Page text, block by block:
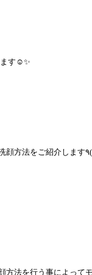
す☺️✨
方法を行う事によって